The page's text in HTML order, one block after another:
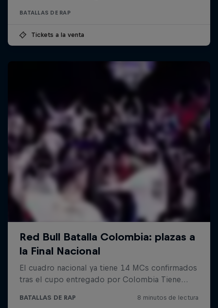
BATALLAS DE RAP
Tickets a la venta